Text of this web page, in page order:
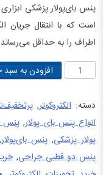
پنس بای‌پولار پزشکی
است که با انتقال جریان
اطراف را به حداقل
پنس
(Bipolar
Forceps)
مستقیم
۱۵cm
و
افزودن به سبد
دسته:الکتروکوتر,
انواع پنس بای پولار, پنس
پولار پزشکی, پنس بای‌پولار,
پنس دو قطبی جراحی,